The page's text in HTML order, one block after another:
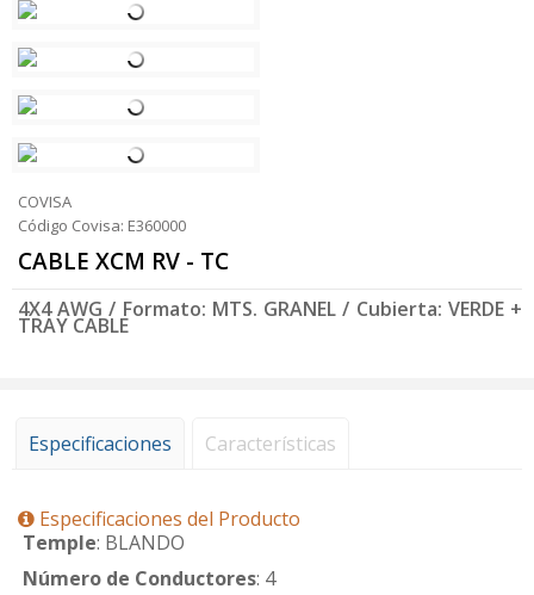
COVISA
Código Covisa: E360000
CABLE XCM RV - TC
4X4 AWG / Formato: MTS. GRANEL / Cubierta: VERDE +
TRAY CABLE
Especificaciones Características
Especificaciones del Producto
Temple: BLANDO
Número de Conductores: 4